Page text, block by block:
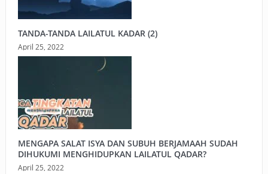
TANDA-TANDA LAILATUL KADAR (2)
April 25, 2022
MENGAPA SALAT ISYA DAN SUBUH BERJAMAAH SUDAH
DIHUKUMI MENGHIDUPKAN LAILATUL QADAR?
April 25, 2022